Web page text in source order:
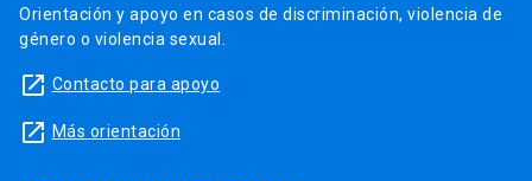
Orientación y apoyo en casos de discriminación, violencia de
género o violencia sexual.
launch Contacto para apoyo
launch Más orientación